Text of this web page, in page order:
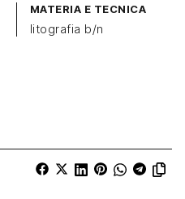
MATERIA E TECNICA
litografia b/n